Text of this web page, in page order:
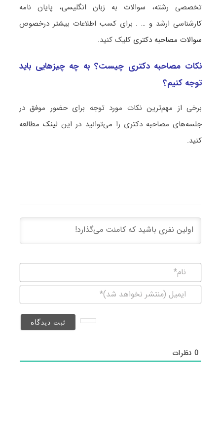
تخصصی رشته، سوالات به زبان انگلیسی، پایان نامه
کارشناسی ارشد و … . برای کسب اطلاعات بیشتر درخصوص
سوالات مصاحبه دکتری کلیک کنید.
نکات مصاحبه دکتری چیست؟ به چه چیزهایی باید
توجه کنیم؟
برخی از مهم‌ترین نکات مورد توجه برای حضور موفق در
جلسه‌های مصاحبه دکتری را می‌توانید در این لینکمطالعه
کنید.
(منتشر
0نظرات